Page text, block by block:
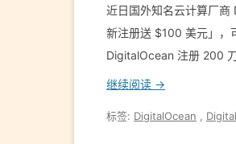
近日国外知名云计算厂
新注册送 $100 美元」，
DigitalOcean 注册 200
继续阅读 →
标签: DigitalOcean